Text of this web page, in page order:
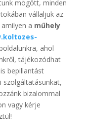
mögött, minden
vállaljuk az
a műhely
ahol
tájékozódhat
bepillantást
szolgáltatásunkat,
bizalommal
vagy kérje